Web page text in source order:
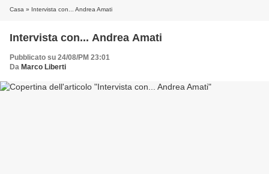
Casa » Intervista con... Andrea Amati
Intervista con... Andrea Amati
Pubblicato su 24/08/PM 23:01
Da Marco Liberti